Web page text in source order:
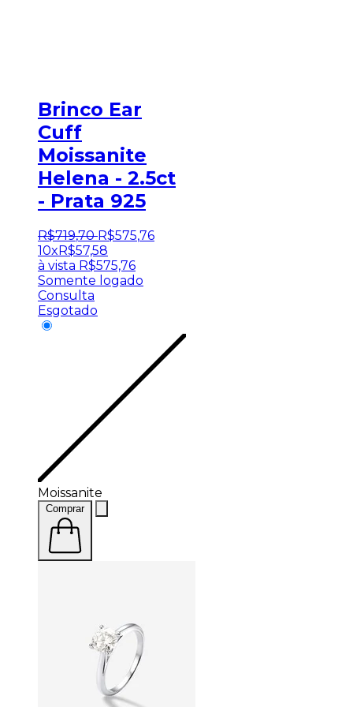
Brinco Ear
Cuff
Moissanite
Helena - 2.5ct
- Prata 925
R$719,70 R$575,76
10xR$57,58
à vista R$575,76
Somente logado
Consulta
Esgotado
Moissanite
Comprar